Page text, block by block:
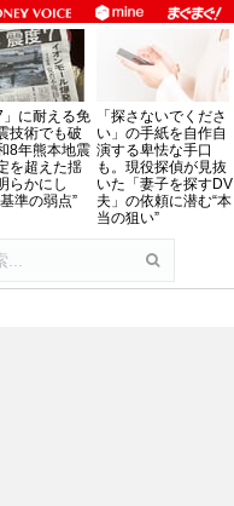
」に耐える免
技術でも破
8年熊本地震
を超えた揺
らかにし
準の弱点”
「探さないでくださ
い」の手紙を自作自
演する卑怯な手口
も。現役探偵が見抜
いた「妻子を探すDV
夫」の依頼に潜む“本
当の狙い”